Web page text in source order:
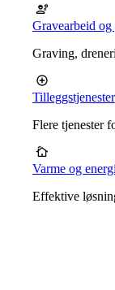
Gravearbeid og
Graving,
Tilleggstjenester
Flere tjenester
Varme og energi
Effektive